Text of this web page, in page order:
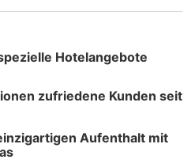
Hotelangebote
zufriedene Kunden seit
Aufenthalt mit